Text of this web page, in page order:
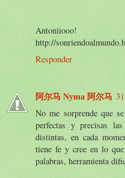
Antoniiooo!
http://
Responder
阿尔马 Nyma 阿尔马
No me sorprende que
perfectas y precisas
distintas, en cada
tiene fe y cree en lo
palabras, herramienta